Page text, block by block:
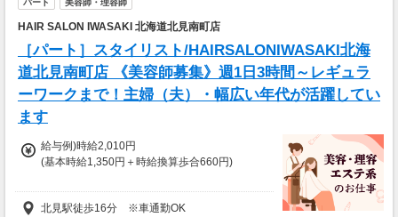
パート 美容師・理容師
HAIR SALON IWASAKI 北海道北見南町店
［パート］スタイリスト/HAIRSALONIWASAKI北海
道北見南町店 《美容師募集》週1日3時間～レギュラ
ーワークまで！主婦（夫）・幅広い年代が活躍してい
ます
給与例)時給2,010円
(基本時給1,350円＋時給換算歩合660円)
◎Jr.スタイリストの方も歓迎です。
給与は面接時にご相談の上、決定します。
北見駅徒歩16分 ※車通勤OK